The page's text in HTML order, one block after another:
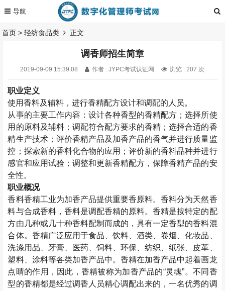
首页 >轻纺食品类 正文
调香师招生简章
2019-09-09 15:39:08 作者 : JYPC考试认证网 浏览 : 207 次
职业定义
使用香料及辅料，进行香精配方设计和调配的人员。
从事的主要工作内容：设计各种香型的香精配方；选择所使
用的原料及辅料；调配符合配方要求的香精；选择合适的香
精生产技术；评价香精产品及加香产品的香气并进行质量监
控；探索新的香料化合物的应用；评价新的香料品种并进行
感官和应用试验；调整和更新香精配方，保障香精产品的安
全性。
职业概况
香料香精工业为加香产品提供重要香原料。香料分为天然香
料与合成香料，香料是调配香精的原料。香精是按特定的配
方由几种或几十种香料配制而成的，具有一定香型的香料混
合体。香精广泛应用于食品、饮料、酒类、卷烟、化妆品、
洗涤用品、牙膏、医药、饲料、环保、纺织、纸张、皮革、
塑料、涂料等各类加香产品中。香精在加香产品中起着画龙
点睛的作用，因此，香精被称为加香产品的“灵魂”。不同香
型的香精都是经过调香人员精心调配出来的，一名优秀的调